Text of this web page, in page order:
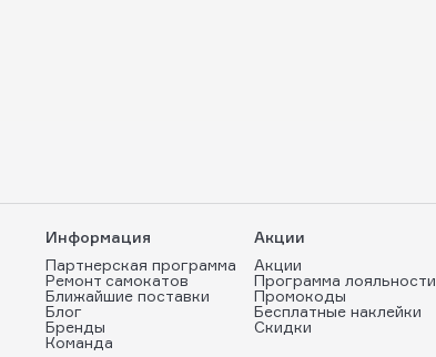
Информация
Партнерская программа
Ремонт самокатов
Ближайшие поставки
Блог
Бренды
Команда
Акции
Акции
Программа лояльности
Промокоды
Бесплатные наклейки
Скидки